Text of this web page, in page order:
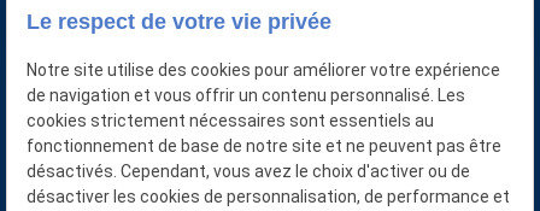
N° SIRET : 88761774400016
Le respect de votre vie privée
Notre site utilise des cookies pour améliorer votre expérience
de navigation et vous offrir un contenu personnalisé. Les
cookies strictement nécessaires sont essentiels au
fonctionnement de base de notre site et ne peuvent pas être
désactivés. Cependant, vous avez le choix d'activer ou de
désactiver les cookies de personnalisation, de performance et